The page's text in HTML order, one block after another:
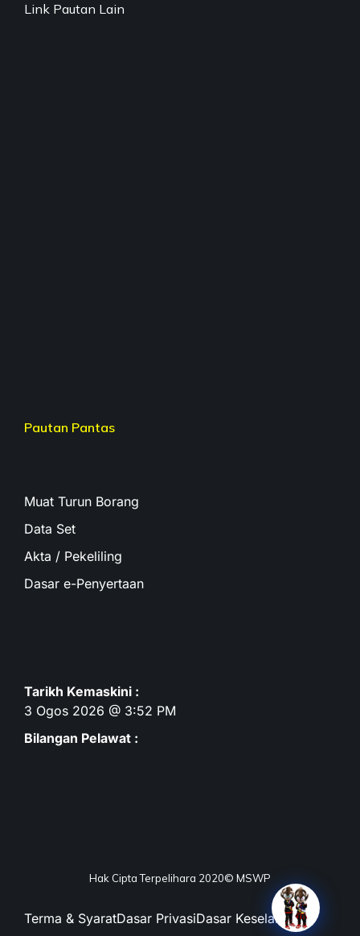
Link Pautan Lain
Pautan Pantas
Muat Turun Borang
Data Set
Akta / Pekeliling
Dasar e-Penyertaan
Tarikh Kemaskini :
3 Ogos 2026 @ 3:52 PM
Bilangan Pelawat :
Hak Cipta Terpelihara 2020© MSWP
Terma & SyaratDasar PrivasiDasar Keselamatan